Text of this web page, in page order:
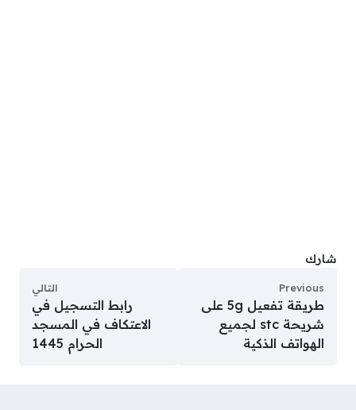
شارك
Previous
طريقة تفعيل 5g على
شريحة stc لجميع
الهواتف الذكية
التالي
رابط التسجيل في
الاعتكاف في المسجد
الحرام 1445